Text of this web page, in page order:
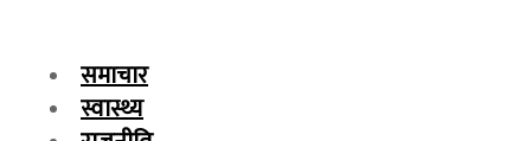
समाचार
स्वास्थ्य